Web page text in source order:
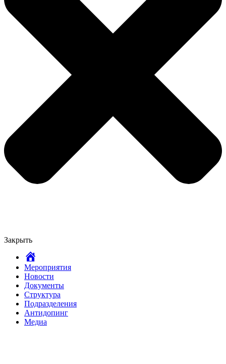
Закрыть
Мероприятия
Новости
Документы
Структура
Подразделения
Антидопинг
Медиа